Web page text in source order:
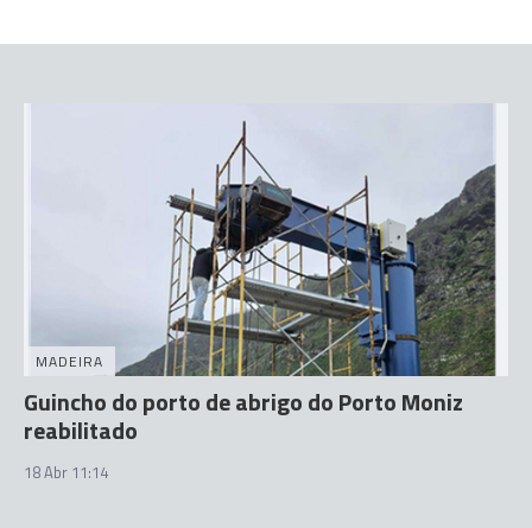
MADEIRA
Guincho do porto de abrigo do Porto Moniz
reabilitado
18 Abr 11:14